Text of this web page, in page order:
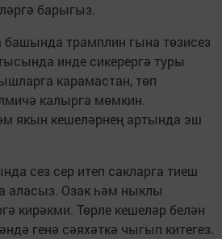
барыгыз.
башында трамплин гына төзисез
инде сикерергә туры
карамастан, төп
калырга мөмкин.
якын кешеләрнең артында эш
сез сер итеп сакларга тиеш
аласыз. Озак һәм ныклы
кирәкми. Төрле кешеләр белән
генә сәяхәткә чыгып китегез.